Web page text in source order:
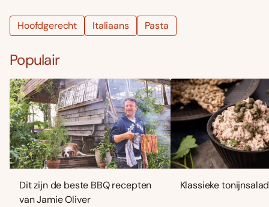
Hoofdgerecht Italiaans Pasta
Populair
Dit zijn de beste BBQ recepten
van Jamie Oliver
Klassieke